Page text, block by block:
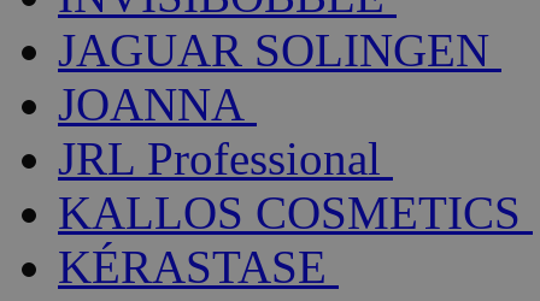
JAGUAR SOLINGEN
JOANNA
JRL Professional
KALLOS COSMETICS
KÉRASTASE